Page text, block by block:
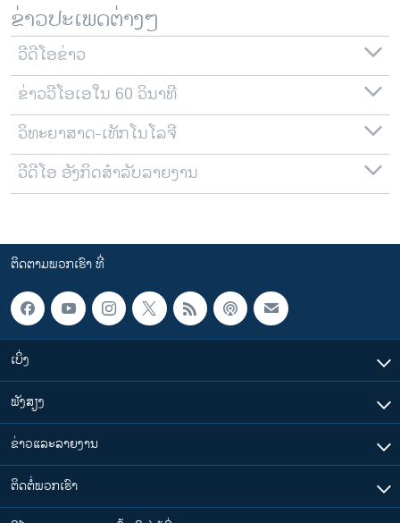
ຂ່າວປະເພດຕ່າງໆ
ວີດີໂອຂ່າວ
ຂ່າວວີໂອເອໃນ 60 ວິນາທີ
ວິທະຍາສາດ-ເທັກໂນໂລຈີ
ວີດີໂອ ອັງກິດສຳລັບລາຍງານ
ຕິດຕາມພວກເຮົາ ທີ່
ເບິ່ງ
ຟັງສຽງ
ຂ່າວແລະລາຍງານ
ຕິດຕໍ່ພວກເຮົາ